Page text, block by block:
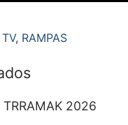
, RAMPAS
2026